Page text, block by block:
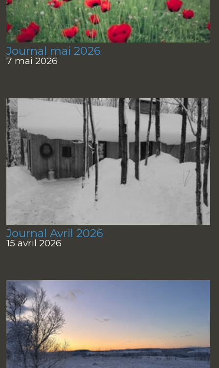
Journal mai 2026
7 mai 2026
Journal Avril 2026
15 avril 2026